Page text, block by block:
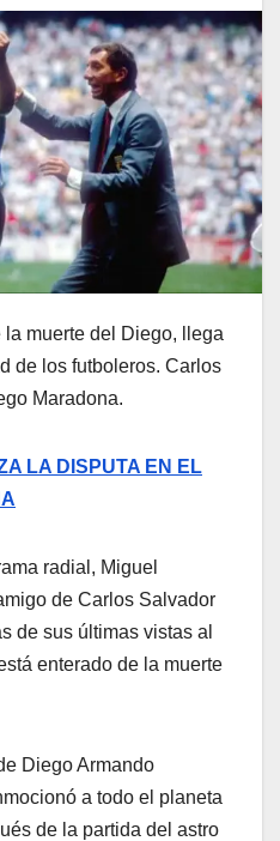
muerte del Diego, llega
de los futboleros. Carlos
Maradona.
LA DISPUTA EN EL
radial, Miguel
de Carlos Salvador
de sus últimas vistas al
enterado de la muerte
Diego Armando
a todo el planeta
de la partida del astro